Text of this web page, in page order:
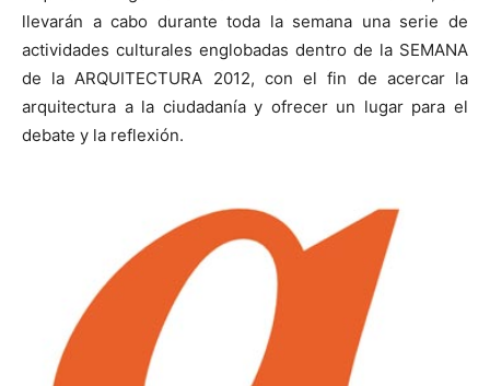
llevarán a cabo durante toda la semana una serie de
actividades culturales englobadas dentro de la SEMANA
de la ARQUITECTURA 2012, con el fin de acercar la
arquitectura a la ciudadanía y ofrecer un lugar para el
debate y la reflexión.